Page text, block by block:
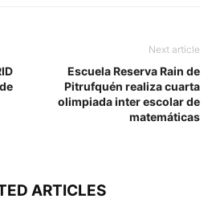
Next article
Escuela Reserva Rain de
Pitrufquén realiza cuarta
olimpiada inter escolar de
matemáticas
ARTICLES